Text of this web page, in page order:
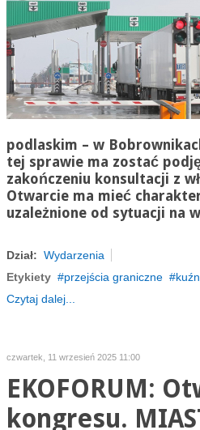
podlaskim – w
tej sprawie ma zostać
zakończeniu konsultacji z
Otwarcie ma mieć
uzależnione od sytuacji na
Dział: Wydarzenia
Etykiety
przejścia graniczne
Czytaj dalej...
czwartek, 11 wrzesień 2025 11:00
EKOFORUM:
kongresu.